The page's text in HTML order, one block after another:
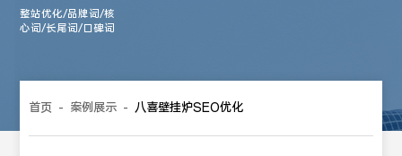
整站优化/品牌词/核
心词/长尾词/口碑词
首页 - 案例展示 - 八喜壁挂炉SEO优化